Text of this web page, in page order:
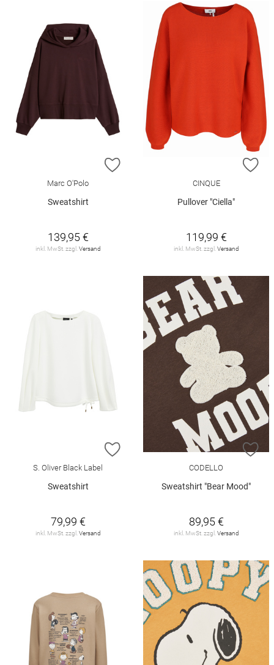
ZUR WUNSCHLISTE HINZUFÜGEN
Marc O'Polo
Sweatshirt
139,95 €
inkl. MwSt. zzgl. Versand
CINQUE
Pullover "Ciella"
119,99 €
inkl. MwSt. zzgl. Versand
ZUR WUNSCHLISTE HINZUFÜGEN
S. Oliver Black Label
Sweatshirt
79,99 €
inkl. MwSt. zzgl.Versand
CODELLO
Sweatshirt "Bear Mood"
89,95 €
inkl. MwSt. zzgl.Versand